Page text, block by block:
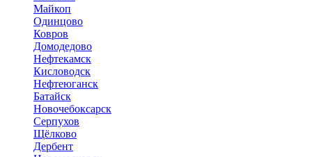
Майкоп
Одинцово
Ковров
Домодедово
Нефтекамск
Кисловодск
Нефтеюганск
Батайск
Новочебоксарск
Серпухов
Щёлково
Дербент